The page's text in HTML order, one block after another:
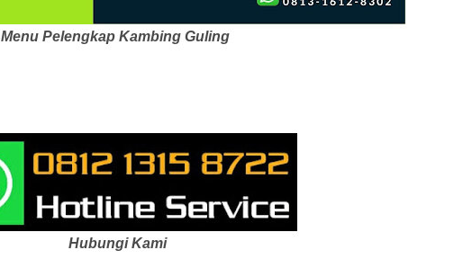
Menu Pelengkap Kambing Guling
Hubungi Kami